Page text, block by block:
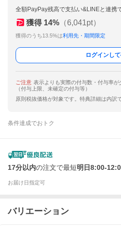
全額PayPay残高で支払い&LINEと連携
獲得 14% （6,041pt）
獲得のうち13.5%は利用先・期間限定
ログインし
ご注意 表示よりも実際の付与数・付与率が
（付与上限、未確定の付与等）
原則税抜価格が対象です。特典詳細は内訳
条件達成でおトク
17分以内の注文で最短明日8:00-
お届け日指定可
バリエーション